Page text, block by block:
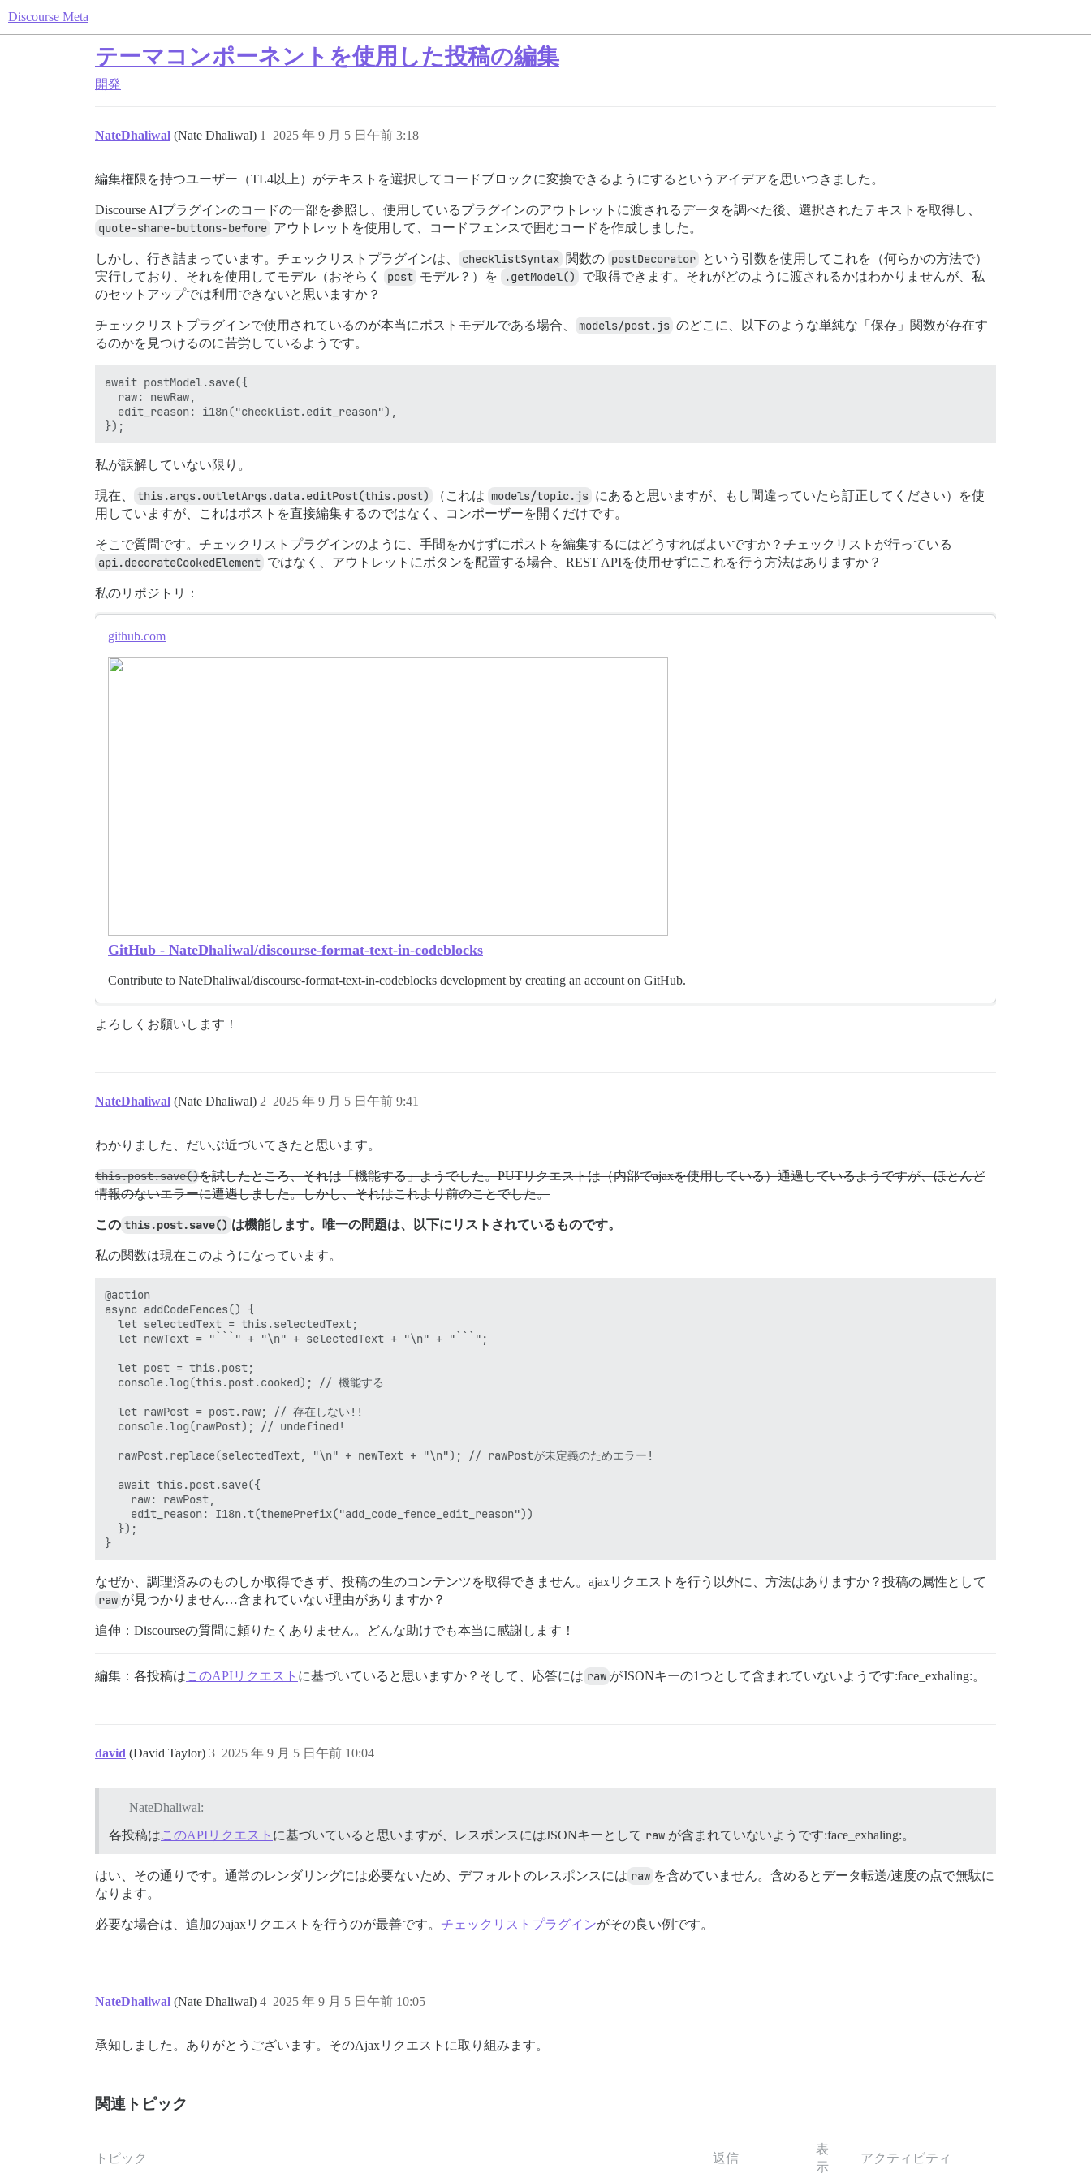
Discourse Meta
テーマコンポーネントを使用した投稿の編集
開発
NateDhaliwal (Nate Dhaliwal) 2025 年 9 月 5 日午前 3:18
1
編集権限を持つユーザー（TL4以上）がテキストを選択してコードブロックに変換できるようにするというアイデアを思いつきました。
Discourse AIプラグインのコードの一部を参照し、使用しているプラグインのアウトレットに渡されるデータを調べた後、選択されたテキストを取得し、
quote-share-buttons-before アウトレットを使用して、コードフェンスで囲むコードを作成しました。
しかし、行き詰まっています。チェックリストプラグインは、 checklistSyntax 関数の postDecorator という引数を使用してこれを（何らかの方法で）
実行しており、それを使用してモデル（おそらく
post モデル？）を .getModel()
で取得できます。それがどのように渡されるかはわかりませんが、私
のセットアップでは利用できないと思いますか？
チェックリストプラグインで使用されているのが本当にポストモデルである場合、 models/post.js のどこに、以下のような単純な「保存」関数が存在す
るのかを見つけるのに苦労しているようです。
await postModel.save({
  raw: newRaw,
  edit_reason: i18n("checklist.edit_reason"),
私が誤解していない限り。
現在、 this.args.outletArgs.data.editPost(this.post) （これは models/topic.js にあると思いますが、もし間違っていたら訂正してください）を使
用していますが、これはポストを直接編集するのではなく、コンポーザーを開くだけです。
そこで質問です。チェックリストプラグインのように、手間をかけずにポストを編集するにはどうすればよいですか？チェックリストが行っている
api.decorateCookedElement ではなく、アウトレットにボタンを配置する場合、REST APIを使用せずにこれを行う方法はありますか？
私のリポジトリ：
github.com
GitHub - NateDhaliwal/discourse-format-text-in-codeblocks
Contribute to NateDhaliwal/discourse-format-text-in-codeblocks development by creating an account on GitHub.
よろしくお願いします！
NateDhaliwal (Nate Dhaliwal) 2025 年 9 月 5 日午前 9:41
2
わかりました、だいぶ近づいてきたと思います。
this.post.save()を試したところ、それは「機能する」ようでした。PUTリクエストは（内部でajaxを使用している）通過しているようですが、ほとんど
情報のないエラーに遭遇しました。しかし、それはこれより前のことでした。
この this.post.save() は機能します。唯一の問題は、以下にリストされているものです。
私の関数は現在このようになっています。
@action
async addCodeFences() {
  let selectedText = this.selectedText;
  let newText = "```" + "\n" + selectedText + "\n" + "```";
  let post = this.post;
  console.log(this.post.cooked); // 機能する
  let rawPost = post.raw; // 存在しない!!
  console.log(rawPost); // undefined!
  rawPost.replace(selectedText, "\n" + newText + "\n"); // rawPostが未定義のためエラー!
  await this.post.save({
    raw: rawPost,
    edit_reason: I18n.t(themePrefix("add_code_fence_edit_reason"))
  });
なぜか、調理済みのものしか取得できず、投稿の生のコンテンツを取得できません。ajaxリクエストを行う以外に、方法はありますか？投稿の属性として
raw が見つかりません…含まれていない理由がありますか？
追伸：Discourseの質問に頼りたくありません。どんな助けでも本当に感謝します！
編集：各投稿はこのAPIリクエスト に基づいていると思いますか？そして、応答には raw がJSONキーの1つとして含まれていないようです:face_exhaling:。
david (David Taylor) 2025 年 9 月 5 日午前 10:04
3
NateDhaliwal:
各投稿はこのAPIリクエスト に基づいていると思いますが、レスポンスにはJSONキーとして raw が含まれていないようです:face_exhaling:。
はい、その通りです。通常のレンダリングには必要ないため、デフォルトのレスポンスには raw を含めていません。含めるとデータ転送/速度の点で無駄に
なります。
必要な場合は、追加のajaxリクエストを行うのが最善です。 チェックリストプラグインがその良い例です。
NateDhaliwal (Nate Dhaliwal) 2025 年 9 月 5 日午前 10:05
4
承知しました。ありがとうございます。そのAjaxリクエストに取り組みます。
関連トピック
トピック 返信
表
示
アクティビティ